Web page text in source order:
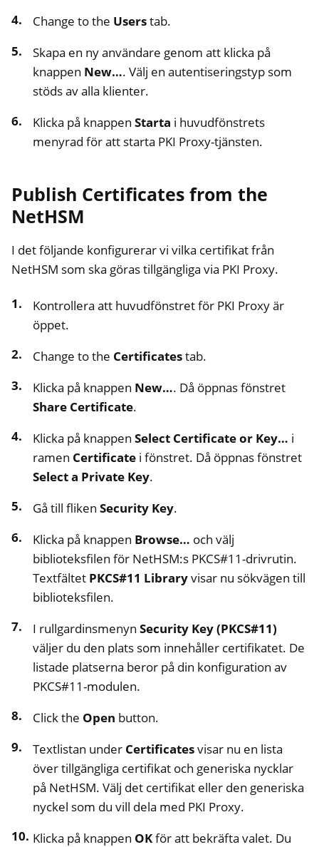
Change to the Userstab.
Skapa en ny användare genom att klicka på
knappen New…. Välj en autentiseringstyp som
stöds av alla klienter.
Klicka på knappen Starta i huvudfönstrets
menyrad för att starta PKI Proxy-tjänsten.
Publish Certificates from the
NetHSM
I det följande konfigurerar vi vilka certifikat från
NetHSM som ska göras tillgängliga via PKI Proxy.
Kontrollera att huvudfönstret för PKI Proxy är
öppet.
Change to the Certificatestab.
Klicka på knappen New…. Då öppnas fönstret
Share Certificate.
Klicka på knappen Select Certificate or Key… i
ramen Certificate i fönstret. Då öppnas fönstret
Select a Private Key.
Gå till fliken Security Key.
Klicka på knappen Browse… och välj
biblioteksfilen för NetHSM:s PKCS#11-drivrutin.
Textfältet PKCS#11 Libraryvisar nu sökvägen till
biblioteksfilen.
I rullgardinsmenyn Security Key (PKCS#11)
väljer du den plats som innehåller certifikatet. De
listade platserna beror på din konfiguration av
PKCS#11-modulen.
Click the Open button.
Textlistan under Certificatesvisar nu en lista
över tillgängliga certifikat och generiska nycklar
på NetHSM. Välj det certifikat eller den generiska
nyckel som du vill dela med PKI Proxy.
Klicka på knappen OKför att bekräfta valet. Du